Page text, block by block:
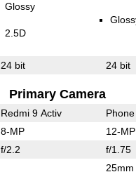
Glossy
2.5D
24 bit 24 bit
Primary Camera
Redmi 9 Activ Phone
8-MP 12-MP
f/2.2 f/1.75
25mm